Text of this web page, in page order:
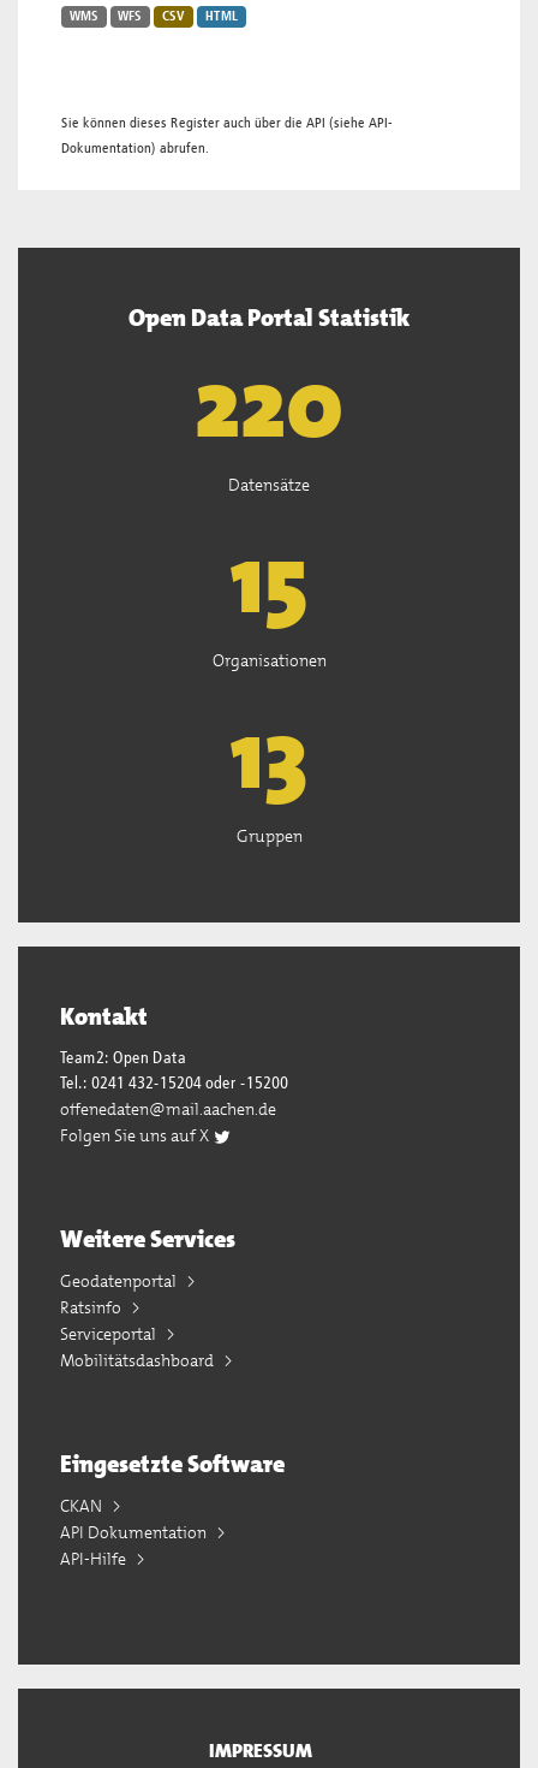
WMS WFS CSV HTML
Sie können dieses Register auch über die API (siehe API-
Dokumentation) abrufen.
Open Data Portal Statistik
222
Datensätze
15
Organisationen
13
Gruppen
Kontakt
Team2: Open Data
Tel.: 0241 432-15204 oder -15200
offenedaten@mail.aachen.de
Folgen Sie uns auf X
Weitere Services
Geodatenportal
Ratsinfo
Serviceportal
Mobilitätsdashboard
Eingesetzte Software
CKAN
API Dokumentation
API-Hilfe
IMPRESSUM